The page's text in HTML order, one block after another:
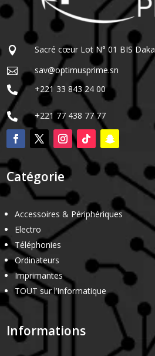
 Sacré cœur Lot N° 01 BIS
 sav@optimusprime.sn
 +221 33 843 24 00
 +221 77 438 77 77
Catégorie
Accessoires & Périphériques
Electro
Téléphonies
Ordinateurs
Imprimantes
TOUT sur l’Informatique
Informations